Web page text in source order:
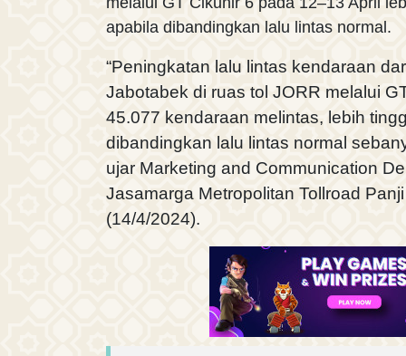
apabila dibandingkan lalu lintas normal.
“Peningkatan lalu lintas kendaraan
Jabotabek di ruas tol JORR melalui
45.077 kendaraan melintas, lebih
dibandingkan lalu lintas normal
ujar Marketing and Communication
Jasamarga Metropolitan Tollroad
(14/4/2024).